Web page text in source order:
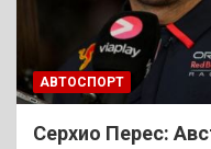
АВТОСПОРТ
Cерхио Перес: